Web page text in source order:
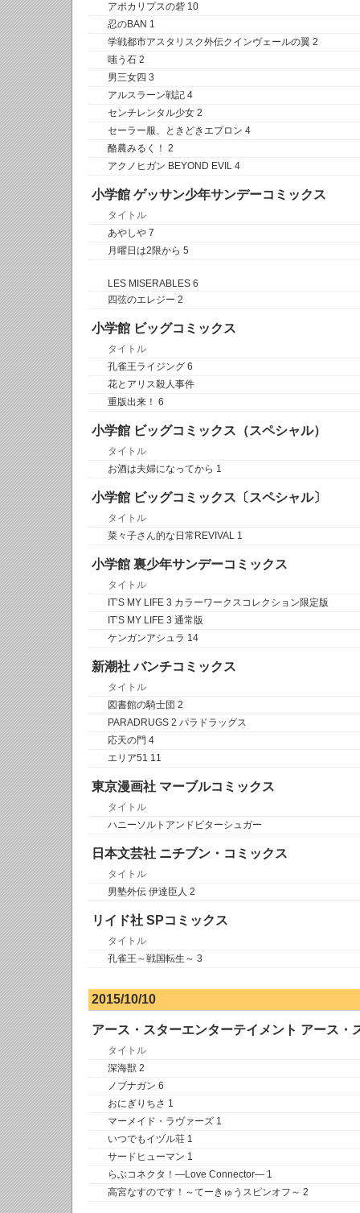
アポカリプスの砦 10
忍のBAN 1
学戦都市アスタリスク外伝クインヴェールの翼 2
嗤う石 2
男三女四 3
アルスラーン戦記 4
センチレンタル少女 2
セーラー服、ときどきエプロン 4
酪農みるく！ 2
アクノヒガン BEYOND EVIL 4
小学館 ゲッサン少年サンデーコミックス
タイトル
あやしや 7
月曜日は2限から 5
LES MISERABLES 6
四弦のエレジー 2
小学館 ビッグコミックス
タイトル
孔雀王ライジング 6
花とアリス殺人事件
重版出来！ 6
小学館 ビッグコミックス（スペシャル）
タイトル
お酒は夫婦になってから 1
小学館 ビッグコミックス〔スペシャル〕
タイトル
菜々子さん的な日常REVIVAL 1
小学館 裏少年サンデーコミックス
タイトル
IT’S MY LIFE 3 カラーワークスコレクション限定版
IT’S MY LIFE 3 通常版
ケンガンアシュラ 14
新潮社 バンチコミックス
タイトル
図書館の騎士団 2
PARADRUGS 2 パラドラッグス
応天の門 4
エリア51 11
東京漫画社 マーブルコミックス
タイトル
ハニーソルトアンドビターシュガー
日本文芸社 ニチブン・コミックス
タイトル
男塾外伝 伊達臣人 2
リイド社 SPコミックス
タイトル
孔雀王～戦国転生～ 3
2015/10/10
アース・スターエンターテイメント アース・
タイトル
深海獣 2
ノブナガン 6
おにぎりちさ 1
マーメイド・ラヴァーズ 1
いつでもイヅル荘 1
サードヒューマン 1
らぶコネクタ！―Love Connector― 1
高宮なすのです！～てーきゅうスピンオフ～ 2